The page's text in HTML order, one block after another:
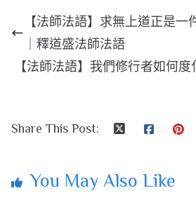
【法師法語】求無上道正是一
｜釋道盛法師法語
【法師法語】我們修行者如何
Share This Post:
You May Also Like